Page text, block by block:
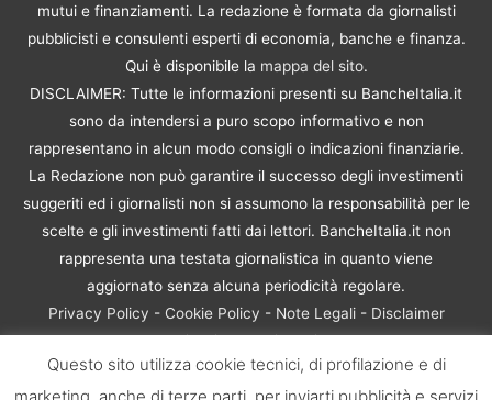
mutui e finanziamenti. La redazione è formata da giornalisti
pubblicisti e consulenti esperti di economia, banche e finanza.
Qui è disponibile la mappa del sito.
DISCLAIMER: Tutte le informazioni presenti su BancheItalia.it
sono da intendersi a puro scopo informativo e non
rappresentano in alcun modo consigli o indicazioni finanziarie.
La Redazione non può garantire il successo degli investimenti
suggeriti ed i giornalisti non si assumono la responsabilità per le
scelte e gli investimenti fatti dai lettori. BancheItalia.it non
rappresenta una testata giornalistica in quanto viene
aggiornato senza alcuna periodicità regolare.
Privacy Policy - Cookie Policy - Note Legali- Disclaimer
Rischio Investimenti
BancheItalia.it Copyright © 2021. Tutti i diritti sono riservati. |
P.IVA 10673901004 | Contenuti di proprietà di BancheItalia.it:
Questo sito utilizza cookie tecnici, di profilazione e di
marketing, anche di terze parti, per inviarti pubblicità e servizi